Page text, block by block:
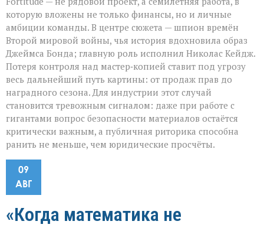
которую вложены не только финансы, но и личные
амбиции команды. В центре сюжета — шпион времён
Второй мировой войны, чья история вдохновила образ
Джеймса Бонда; главную роль исполнил Николас Кейдж.
Потеря контроля над мастер‑копией ставит под угрозу
весь дальнейший путь картины: от продаж прав до
наградного сезона. Для индустрии этот случай
становится тревожным сигналом: даже при работе с
гигантами вопрос безопасности материалов остаётся
критически важным, а публичная риторика способна
ранить не меньше, чем юридические просчёты.
09
АВГ
«Когда математика не